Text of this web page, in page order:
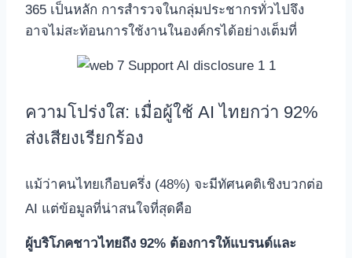
365 เป็นหลัก การสำรวจในกลุ่มประชากรทั่วไปจึง
อาจไม่สะท้อนการใช้งานในองค์กรได้อย่างเต็มที่
ความโปร่งใส: เมื่อผู้ใช้ AI ไทยกว่า 92%
ส่งเสียงเรียกร้อง
แม้ว่าคนไทยเกือบครึ่ง (48%) จะมีทัศนคติเชิงบวกต่อ
AI แต่ข้อมูลที่น่าสนใจที่สุดคือ
ผู้บริโภคชาวไทยถึง 92% ต้องการให้แบรนด์และ